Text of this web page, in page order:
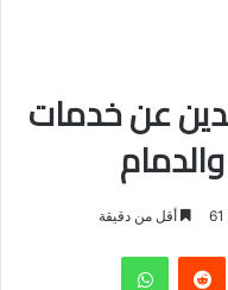
عن خدمات
61 أقل من دقيقة
بينتيريست